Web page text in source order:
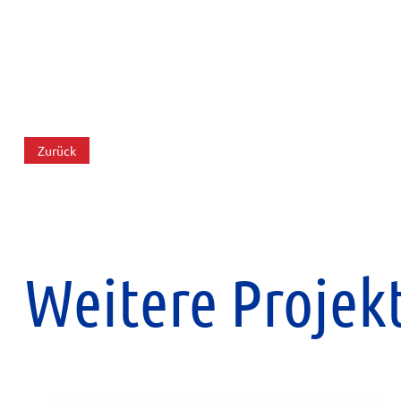
Zurück
Weitere